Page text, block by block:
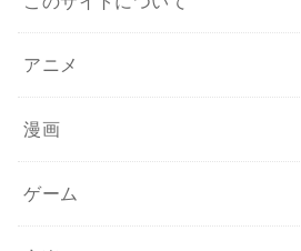
アニメ
漫画
ゲーム